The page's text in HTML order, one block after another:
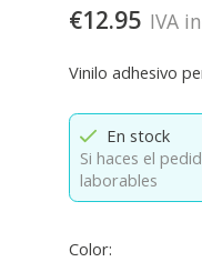
€12.95 IVA
Vinilo adhesivo
En stock
Si haces el
laborables
Color: